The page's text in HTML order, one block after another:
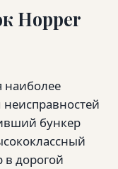
Hopper
наиболее
бункер
в дорогой